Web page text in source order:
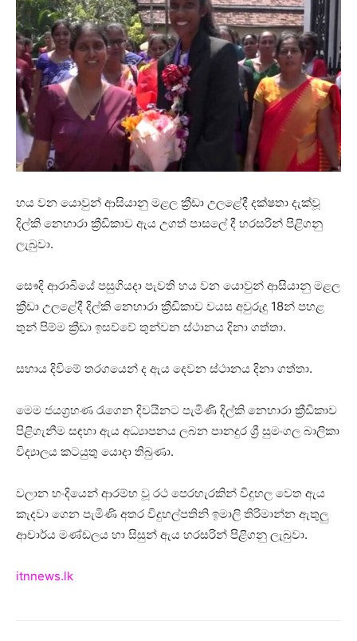
හය වන යොවුන් ආසියානු මළල ක්‍රීඩා උලළේදී දක්ෂතා දැක්වූ
දිල්කි නෙහාරා ක්‍රීඩිකාව ඇය උගත් පාසලේ දී හරසරින් පිළිගනු
ලැබුවා.
සෞදි ආරාබියේ පසුගියදා පැවති හය වන යොවුන් ආසියානු මළල
ක්‍රීඩා උලළේදී දිල්කි නෙහාරා ක්‍රීඩිකාව වයස අවුරුදු 18න් පහළ
තුන් පිම්ම ක්‍රීඩා ඉසව්වේ තුන්වන ස්ථානය දිනා ගත්තා.
සහාය දිවිමේ තරගයෙන් ද ඇය දෙවන ස්ථානය දිනා ගත්තා.
මෙම ජයග්‍රහණ රැගෙන දිවයිනට පැමිණි දිල්කි නෙහාරා ක්‍රීඩිකාව
පිළිගැනීම සඳහා ඇය අධ්‍යාපනය ලබන පානදුර ශ්‍රී සුමංගල බාලිකා
විද්‍යාලය කටයුතු යොදා තිබුණා.
වලාන හංදියෙන් ආරම්භ වූ රථ පෙරහැරකින් විදුහල වෙත ඇය
කැදවා ගෙන පැමිණි අතර විදුහල්පතිනි ඉමාලි තිරිමාන්න ඇතුලු
ආචාර්ය මණ්ඩලය හා සිසුන් ඇය හරසරින් පිළිගනු ලැබුවා.
itnnews.lk